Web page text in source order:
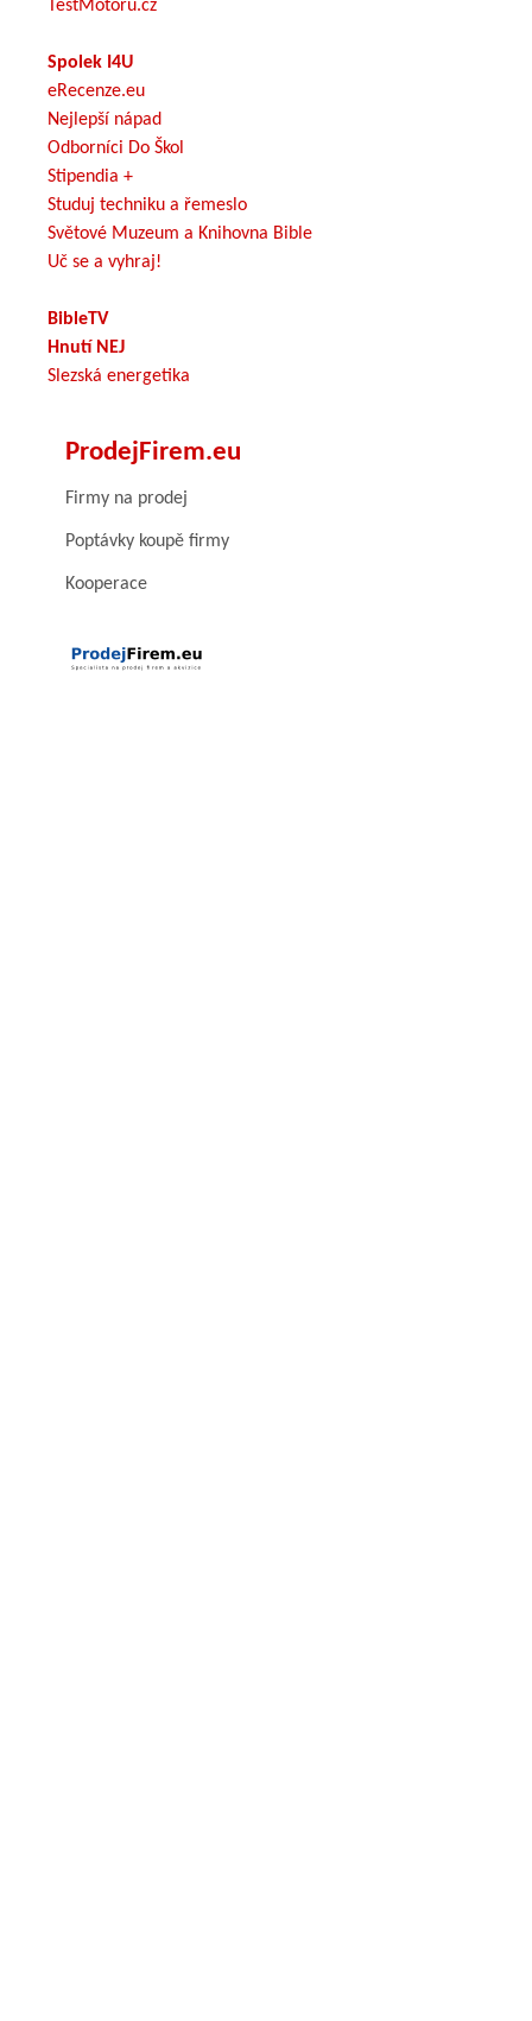
TestMotoru.cz
Spolek I4U
eRecenze.eu
Nejlepší nápad
Odborníci Do Škol
Stipendia +
Studuj techniku a řemeslo
Světové Muzeum a Knihovna Bible
Uč se a vyhraj!
BibleTV
Hnutí NEJ
Slezská energetika
ProdejFirem.eu
Firmy na prodej
Poptávky koupě firmy
Kooperace